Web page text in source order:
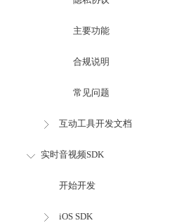
主要功能
合规说明
常见问题
互动工具开发文档
实时音视频SDK
开始开发
iOS SDK